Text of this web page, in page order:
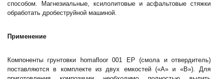
способом. Магнезиальные, ксилолитовые и асфальтовые стяжки
обработать дробеструйной машиной.
Применение
Компоненты грунтовки homafloor 001 EP (смола и отвердитель)
поставляются в комплекте из двух емкостей («А» и «В»). Для